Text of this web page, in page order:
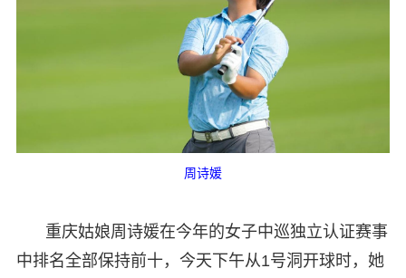
周诗媛
重庆姑娘周诗媛在今年的女子中巡独立认证赛事
中排名全部保持前十，今天下午从1号洞开球时，她